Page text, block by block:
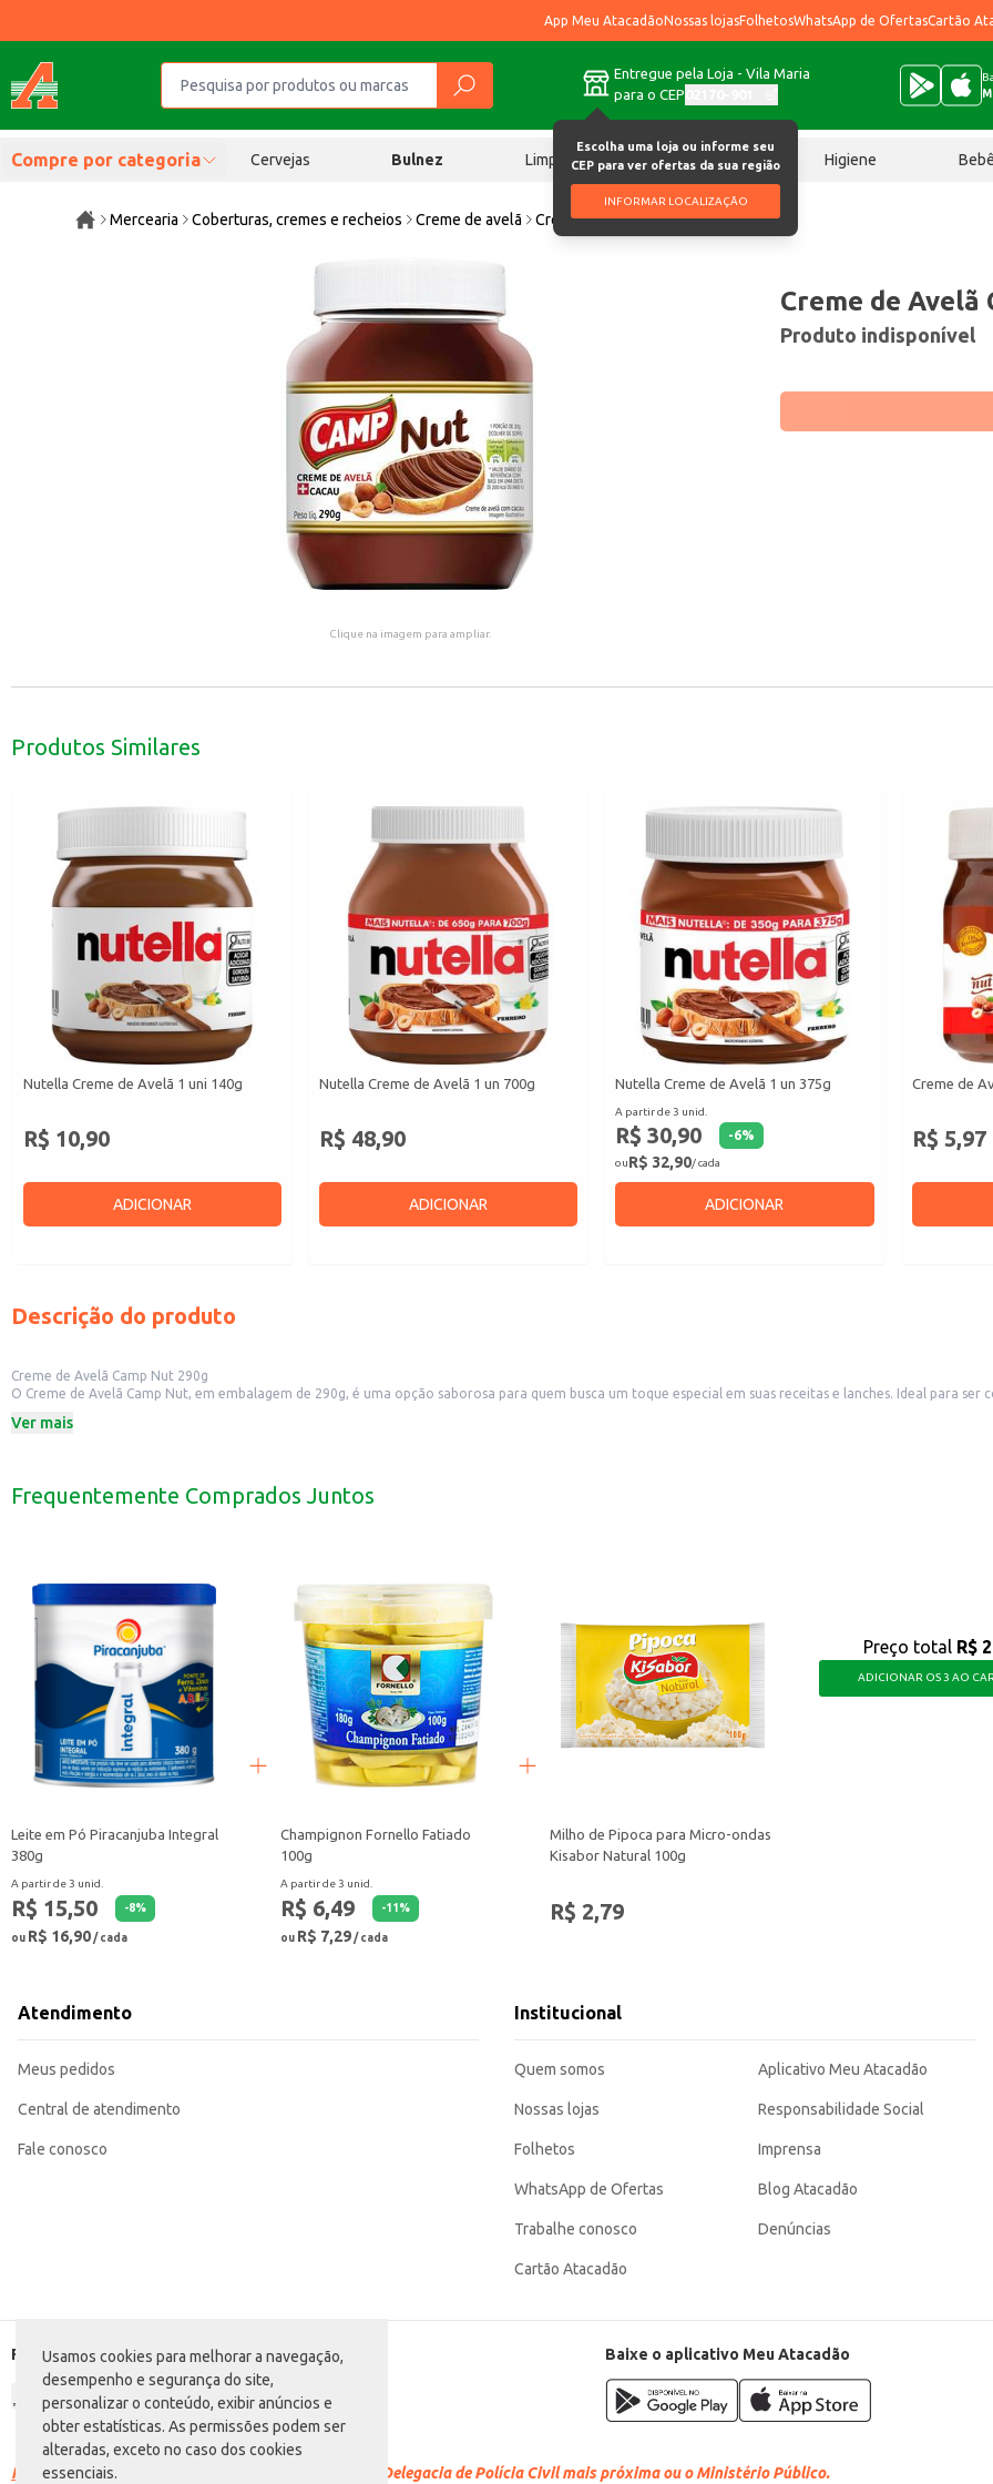
Usamos cookies para melhorar a navegação,
desempenho e segurança do site,
personalizar o conteúdo, exibir anúncios e
obter estatísticas. As permissões podem ser
alteradas, exceto no caso dos cookies
essenciais.
App Meu AtacadãoNossas lojasFolhetosWhatsApp de OfertasCartão
Entregue pela Loja - Vila Maria
para o CEP
Escolha uma loja ou informe seu
CEP para ver ofertas da sua região
INFORMAR LOCALIZAÇÃO
Compre por categoria Cervejas Bulnez Limpeza Chocolates Higiene
Mercearia Coberturas, cremes e recheios Creme de avelã Creme de Avelã Camp Nut 290g
Clique na imagem para ampliar.
Creme de Avelã
Produto indisponível
Produtos Similares
Nutella Creme de Avelã 1 uni 140g
R$ 10,90
ADICIONAR
Nutella Creme de Avelã 1 un 700g
R$ 48,90
ADICIONAR
Nutella Creme de Avelã 1 un 375g
A partir de 3 unid.
R$ 30,90 -6%
ouR$ 32,90/ cada
ADICIONAR
Creme de
R$ 5,97
Descrição do produto
Creme de Avelã Camp Nut 290g
O Creme de Avelã Camp Nut, em embalagem de 290g, é uma opção saborosa para quem busca um toque especial em suas receitas e lanches. Ideal para
Dicas de Uso:
Uma opção para adicionar sabor a torradas e biscoitos no café da manhã ou lanche da tarde.
Ver mais
Frequentemente Comprados Juntos
Leite em Pó Piracanjuba Integral
380g
A partir de 3 unid.
R$ 15,50 -8%
ou R$ 16,90/ cada
Champignon Fornello Fatiado
100g
A partir de 3 unid.
R$ 6,49 -11 %
ou R$ 7,29/ cada
Milho de Pipoca para Micro-ondas
Kisabor Natural 100g
R$ 2,79
Preço total R$
ADICIONAR OS 3 AO
Atendimento
Meus pedidos
Central de atendimento
Fale conosco
Institucional
Quem somos
Nossas lojas
Folhetos
WhatsApp de Ofertas
Trabalhe conosco
Cartão Atacadão
Aplicativo Meu Atacadão
Responsabilidade Social
Imprensa
Blog Atacadão
Denúncias
Formas de pagamento Baixe o aplicativo Meu Atacadão
Racismo é crime. Denuncie. Disque 100 ou procure a Delegacia de Polícia Civil mais próxima ou o Ministério Público.